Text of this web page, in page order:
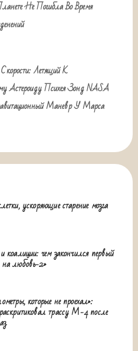
Не Погибла Во Время
Летящий К
Астероиду Психея Зонд NASA
Маневр У Марса
ускоряющие старение мозга
чем закончился первый
любовь-2»
которые не проехал»:
трассу М-4 после